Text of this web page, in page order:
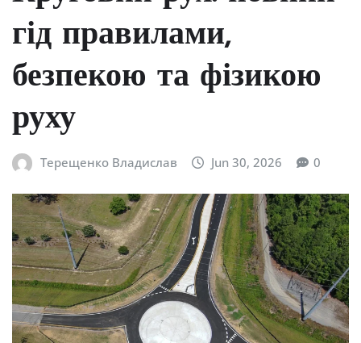
гід правилами,
безпекою та фізикою
руху
Терещенко Владислав Jun 30, 2026 0